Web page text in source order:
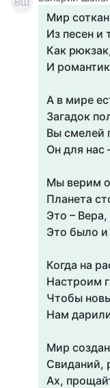
Мир
Из песен и
Как
И
А в мире
Загадок
Вы смелей
Он для нас
Мы верим
Планета
Это –
Это было и
Когда на
Настроим
Чтобы
Нам
Мир
Свиданий,
Ах,